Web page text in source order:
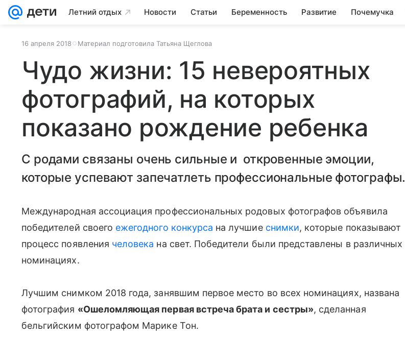
Летний отдых Новости Статьи Беременность Развитие Почемучка
16 апреля 2018 Материал подготовила Татьяна Щеглова
Чудо жизни: 15 невероятных
фотографий, на которых
показано рождение ребенка
С родами связаны очень сильные и откровенные эмоции,
которые успевают запечатлеть профессиональные фотографы.
Международная ассоциация профессиональных родовых фотографов объявила
победителей своего ежегодного конкурса на лучшие снимки, которые показывают
процесс появления человека на свет. Победители были представлены в различных
номинациях.
Лучшим снимком 2018 года, занявшим первое место во всех номинациях, названа
фотография «Ошеломляющая первая встреча брата и сестры», сделанная
бельгийским фотографом Марике Тон.